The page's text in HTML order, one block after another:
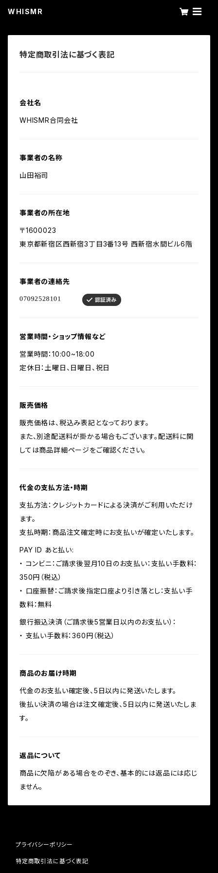
WHISMR
特定商取引法に基づく表記
会社名
WHISMR合同会社
事業者の名称
山田裕司
事業者の所在地
〒1600023
東京都新宿区西新宿3丁目3番13号 西新宿水間ビル6階
事業者の連絡先
営業時間・ショップ情報など
営業時間：10:00~18:00
定休日：土曜日、日曜日、祝日
販売価格
販売価格は、税込み表記となっております。
また、別途配送料が掛かる場合もございます。配送料に関
しては商品詳細ページをご確認ください。
代金の支払方法・時期
支払方法：クレジットカードによる決済がご利用いただけ
ます。
支払時期：商品注文確定時にお支払いが確定いたします。
PAY ID あと払い:
・ コンビニ：ご請求後翌月10日のお支払い：支払い手数料：
350円（税込）
・ 口座振替：ご請求後指定口座より引き落とし：支払い手
数料：無料
銀行振込決済（ご請求後5営業日以内のお支払い）：
・ 支払い手数料：360円（税込）
商品のお届け時期
代金のお支払い確定後、5日以内に発送いたします。
後払い決済の場合は注文確定後、5日以内に発送いたしま
す。
返品について
商品に欠陥がある場合をのぞき、基本的には返品には応じ
ません。
プライバシーポリシー
特定商取引法に基づく表記